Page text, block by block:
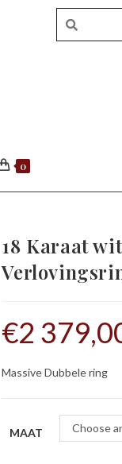
0
18 Karaat
€2
Massive Dubbele ring
MAAT Choose